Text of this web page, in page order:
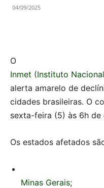
04/09/2025
O
Inmet (Instituto
alerta amarelo de
cidades brasileiras. O
sexta-feira (5) às 6h de
Os estados afetados
Minas Gerais;